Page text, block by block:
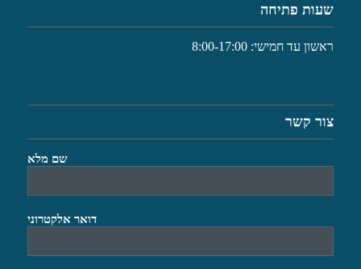
שעות פתיחה
ראשון עד חמישי: 8:00-17:00
צור קשר
שם מלא
דואר אלקטרוני